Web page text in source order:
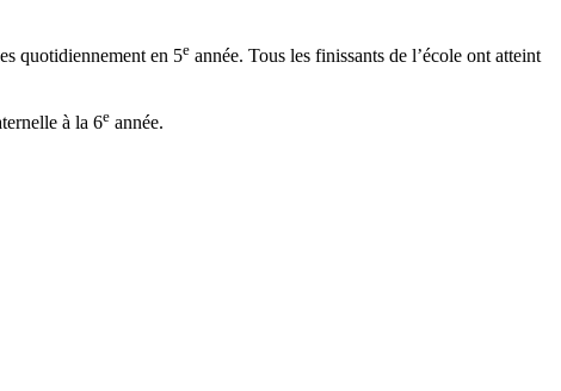
quotidiennement en 5e année. Tous les finissants de l’école ont atteint
à la 6e année.